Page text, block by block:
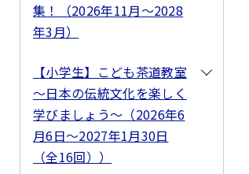
集！（2026年11月～2028
年3月）
【小学生】こども茶道教室
～日本の伝統文化を楽しく
学びましょう～（2026年6
月6日～2027年1月30日
（全16回））